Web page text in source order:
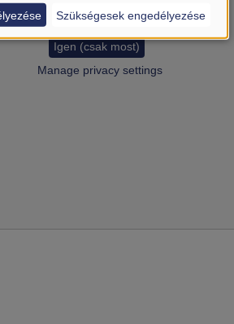
Betölti a(z)YouTubekülső tartalmát?
Igen (csak most)
Manage privacy settings
Szükségesek engedélyezése